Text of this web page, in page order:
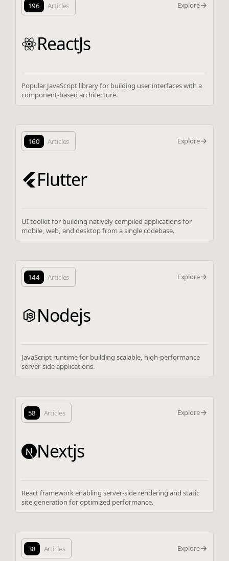
196 Articles Explore
ReactJs
Popular JavaScript library for building user interfaces with a
component-based architecture.
160 Articles Explore
Flutter
UI toolkit for building natively compiled applications for
mobile, web, and desktop from a single codebase.
144 Articles Explore
Nodejs
JavaScript runtime for building scalable, high-performance
server-side applications.
58 Articles Explore
Nextjs
React framework enabling server-side rendering and static
site generation for optimized performance.
38 Articles Explore